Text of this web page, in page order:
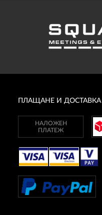
ПЛАЩАНЕ И ДОСТАВКА
НАЛОЖЕН
ПЛАТЕЖ